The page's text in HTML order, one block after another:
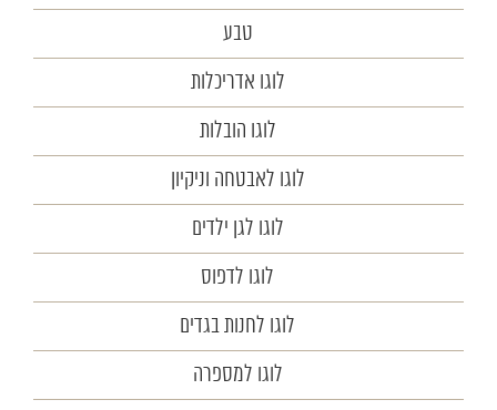
טבע
לוגו אדריכלות
לוגו הובלות
לוגו לאבטחה וניקיון
לוגו לגן ילדים
לוגו לדפוס
לוגו לחנות בגדים
לוגו למספרה